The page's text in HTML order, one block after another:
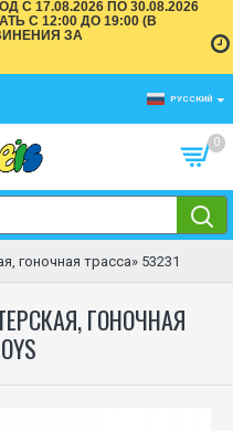
17.08.2026 ПО 30.08.2026
С 12:00 ДО 19:00 (В
ЗА
РУССКИЙ
0
гоночная трасса» 53231
ГОНОЧНАЯ